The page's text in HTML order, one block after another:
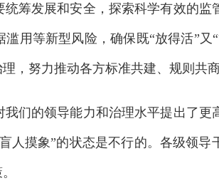
筹发展和安全，探索科学有效的监
用等新型风险，确保既“放得活”又
，努力推动各方标准共建、规则共商
的领导能力和治理水平提出了更
人摸象”的状态是不行的。各级领导